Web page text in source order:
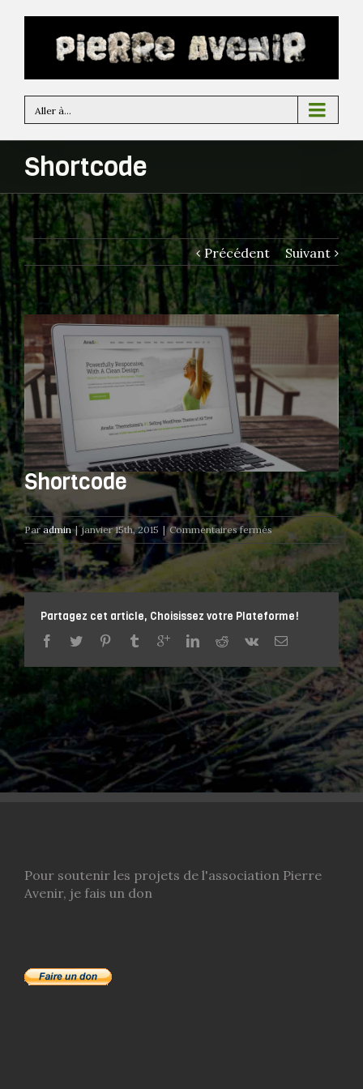
Aller à...
Shortcode
Précédent Suivant
Shortcode
Paradmin | janvier 15th, 2015 | Commentaires ferméssur
Shortcode
Partagez cet article, Choisissez votre Plateforme!
Pour soutenir les projets de l'association Pierre
Avenir, je fais un don